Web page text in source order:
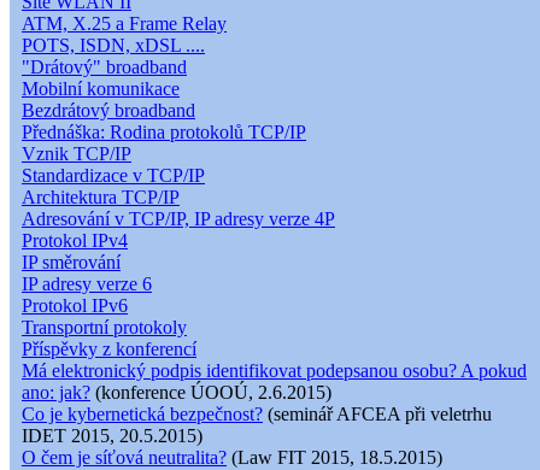
ATM, X.25 a Frame Relay
POTS, ISDN, xDSL ....
"Drátový" broadband
Mobilní komunikace
Bezdrátový broadband
Přednáška: Rodina protokolů TCP/IP
Vznik TCP/IP
Standardizace v TCP/IP
Architektura TCP/IP
Adresování v TCP/IP, IP adresy verze 4P
Protokol IPv4
IP směrování
IP adresy verze 6
Protokol IPv6
Transportní protokoly
Příspěvky z konferencí
Má elektronický podpis identifikovat podepsanou osobu? A pokud
ano: jak? (konference ÚOOÚ, 2.6.2015)
Co je kybernetická bezpečnost? (seminář AFCEA při veletrhu
IDET 2015, 20.5.2015)
O čem je síťová neutralita? (Law FIT 2015, 18.5.2015)